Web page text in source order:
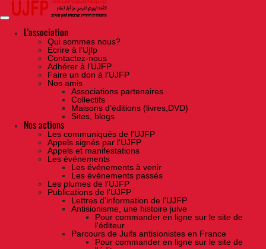
Skip
the
contentL'association
Qui sommes nous?
Ecrire à l’Ujfp
Contactez-nous
Adhérer à l’UJFP
Faire un don à l’UJFP
Nos amis
Associations partenaires
Collectifs
Maisons d’éditions (livres,DVD)
Sites, blogs
Nos actions
Les communiqués de l'UJFP
Appels signés par l'UJFP
Appels et manifestations
Les événements
Les événements à venir
Les événements passés
Les plumes de l'UJFP
Publications de l'UJFP
Lettres d'information de l'UJFP
Antisionisme, une histoire juive
Pour commander en ligne sur le site de
l'éditeur
Parcours de Juifs antisionistes en France
Pour commander en ligne sur le site de